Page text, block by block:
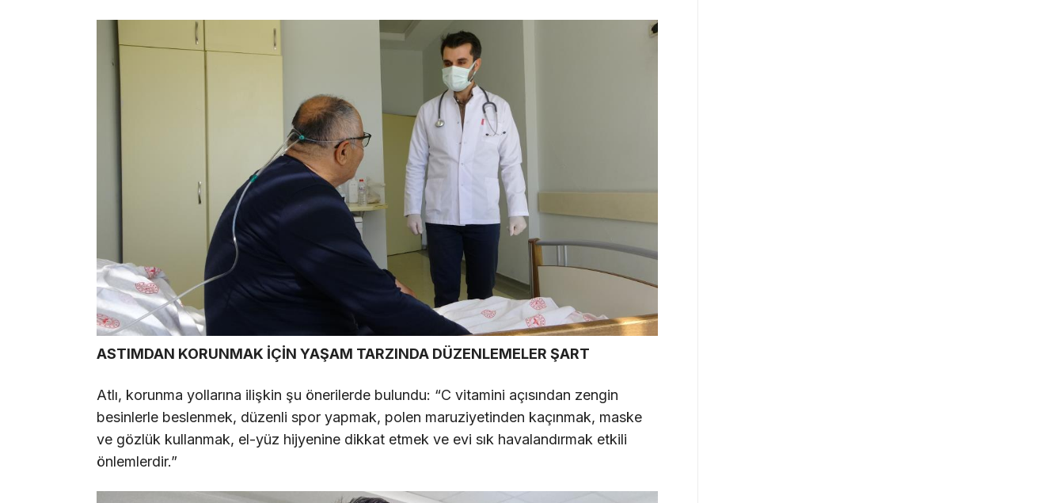
ASTIMDAN KORUNMAK İÇİN YAŞAM TARZINDA DÜZENLEMELER ŞART
Atlı, korunma yollarına ilişkin şu önerilerde bulundu: “C vitamini açısından zengin
besinlerle beslenmek, düzenli spor yapmak, polen maruziyetinden kaçınmak, maske
ve gözlük kullanmak, el-yüz hijyenine dikkat etmek ve evi sık havalandırmak etkili
önlemlerdir.”